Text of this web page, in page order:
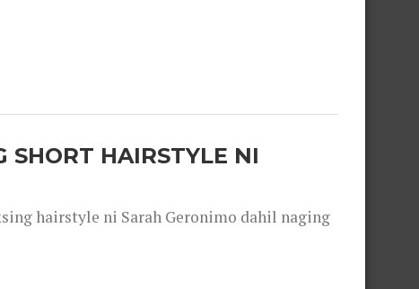
SHORT HAIRSTYLE NI
hairstyle ni Sarah Geronimo dahil naging